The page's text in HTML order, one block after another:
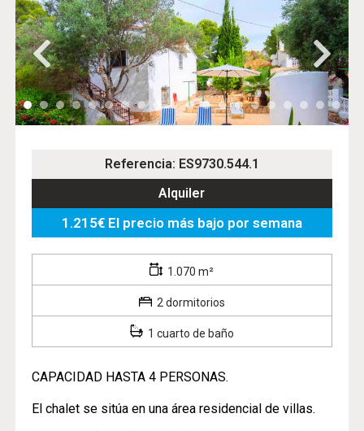
Referencia: ES9730.544.1
Alquiler
1.215€ El precio más bajo por semana
1.070 m²
2 dormitorios
1 cuarto de baño
CAPACIDAD HASTA 4 PERSONAS.
El chalet se sitúa en una área residencial de villas.